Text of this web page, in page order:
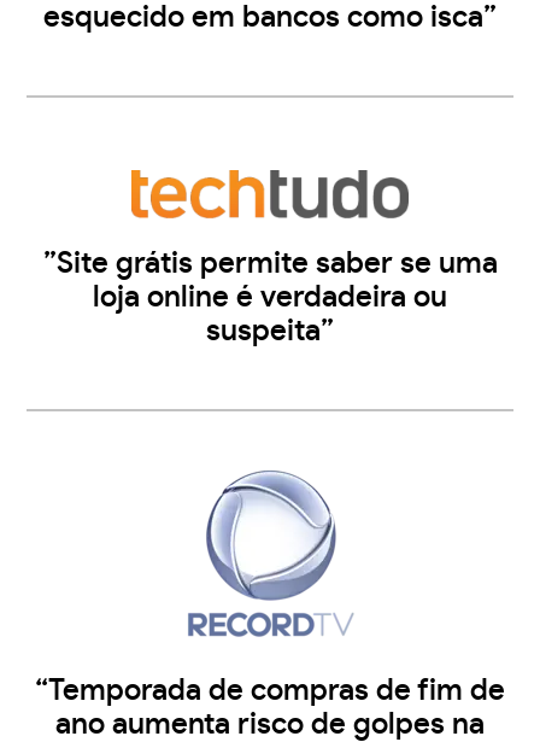
esquecido em bancos como isca”
”Site grátis permite saber se uma
loja online é verdadeira ou
suspeita”
“Temporada de compras de fim de
ano aumenta risco de golpes na